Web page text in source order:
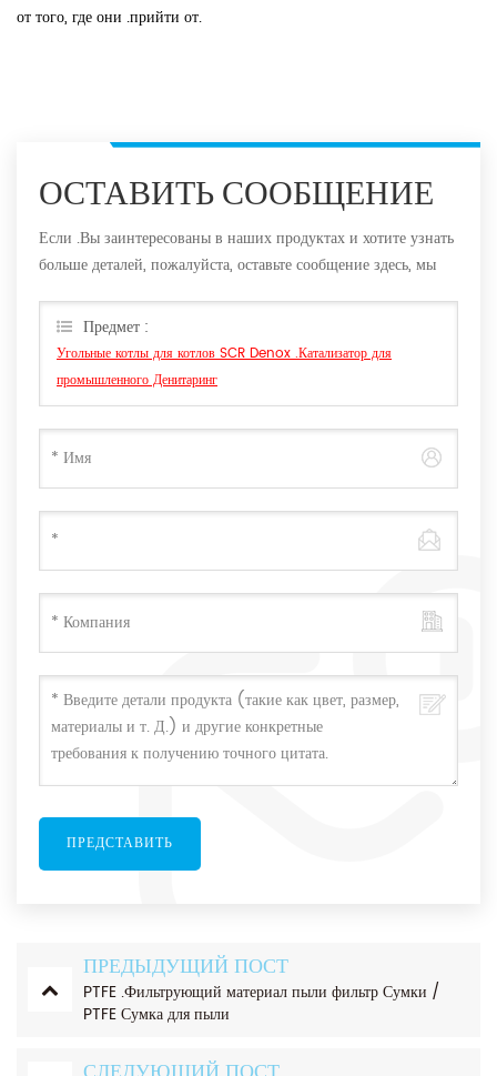
от того, где они .прийти от.
ОСТАВИТЬ СООБЩЕНИЕ
Если .Вы заинтересованы в наших продуктах и хотите узнать
больше деталей, пожалуйста, оставьте сообщение здесь, мы
Предмет :
Угольные котлы для котлов SCR Denox .Катализатор для
промышленного Денитаринг
ПРЕДЫДУЩИЙ ПОСТ
PTFE .Фильтрующий материал пыли фильтр Сумки /
PTFE Сумка для пыли